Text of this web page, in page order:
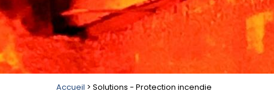
Accueil > Solutions - Protection incendie